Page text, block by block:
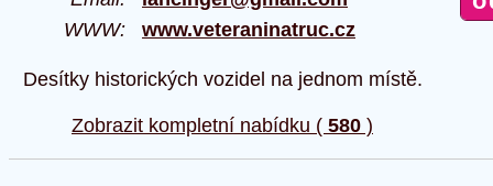
WWW: www.veteraninatruc.cz
Desítky historických vozidel na jednom místě.
Zobrazit kompletní nabídku ( 580 )